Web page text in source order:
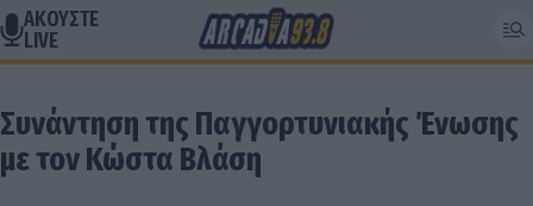
ΑΚΟΥΣΤΕ
LIVE
Συνάντηση της Παγγορτυνιακής Ένωσης
με τον Κώστα Βλάση